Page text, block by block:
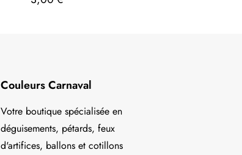
Couleurs Carnaval
Votre boutique spécialisée en
déguisements, pétards, feux
d'artifices, ballons et cotillons